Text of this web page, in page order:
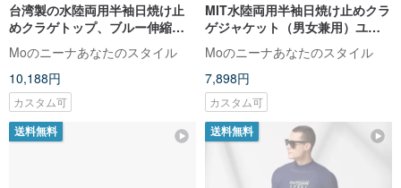
台湾製の水陸両用半袖日焼け止
めクラゲトップ、ブルー伸縮性
のあるインサート付き、ユニセ
ックススタイル
Moのニーナあなたのスタイル
10,188円
カスタム可
MIT水陸両用半袖日焼け止めクラ
ゲジャケット（男女兼用）ユニ
セックス
Moのニーナあなたのスタイル
7,898円
カスタム可
送料無料 送料無料